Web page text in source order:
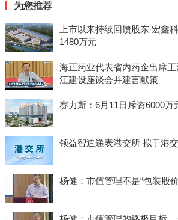
为您推荐
上市以来持续回馈股东 宏鑫
1480万元
海正药业代表省内药企出席
江建设座谈会并建言献策
赛力斯：6月11日斥资6000万
领益智造递表港交所 拟于港
杨健：市值管理不是“包装股